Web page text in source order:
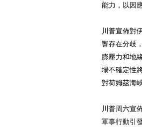
能力，以因
川普宣佈對
響存在分歧
膨壓力和地
場不確定性
對荷姆茲海
川普周六宣
軍事行動引